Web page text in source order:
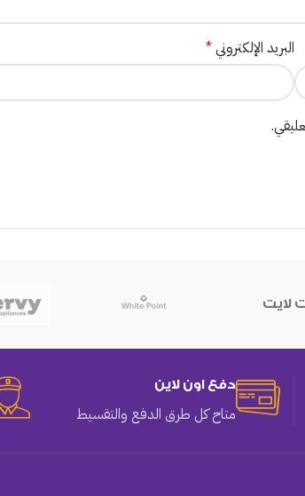
البريد الإلكتروني*
لايت
دفع اون لاين
متاح كل طرق الدفع والتقسيط